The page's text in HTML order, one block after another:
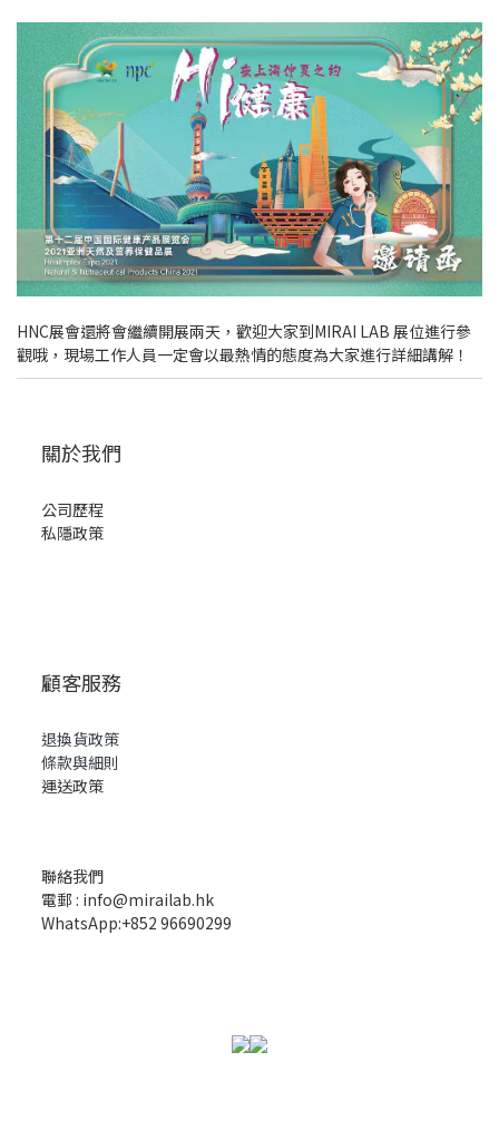
HNC展會還將會繼續開展兩天，歡迎大家到MIRAI LAB 展位進行參
觀哦，現場工作人員一定會以最熱情的態度為大家進行詳細講解！
關於我們
公司歷程
私隱政策
顧客服務
退換貨政策
條款與細則
運送政策
聯絡我們
電郵 : info@mirailab.hk
WhatsApp:+852 96690299